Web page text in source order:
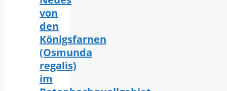
von
den
Königsfarnen
(Osmunda
regalis)
im